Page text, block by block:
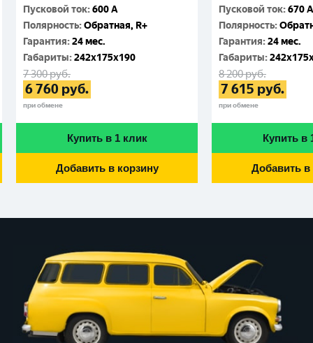
Пусковой ток:600 A
Полярность:Обратная, R+
Гарантия:24 мес.
Габариты:242x175x190
7 300руб.
6 760 руб.
при обмене
Купить в 1 клик
Добавить в корзину
Пусковой ток:670 A
Полярность:
Гарантия:24 мес.
Габариты:
8 200руб.
7 615 руб.
при обмене
Купить в
Добавить в